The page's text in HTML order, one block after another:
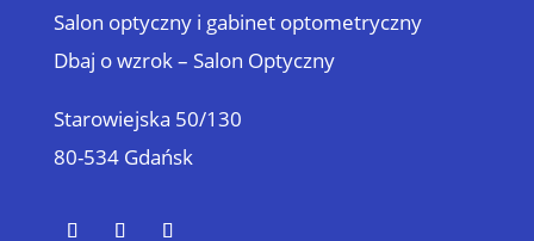
Salon optyczny i gabinet optometryczny
Dbaj o wzrok – Salon Optyczny
Starowiejska 50/130
80-534 Gdańsk